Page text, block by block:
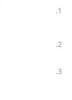
1.
2.
3.